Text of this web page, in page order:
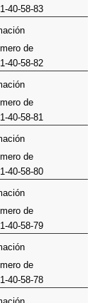
40-58-83
de
40-58-82
de
40-58-81
de
40-58-80
de
40-58-79
de
40-58-78